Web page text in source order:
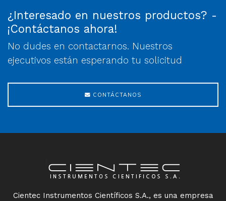
¿Interesado en nuestros productos? -
¡Contáctanos ahora!
No dudes en contactarnos. Nuestros
ejecutivos están esperando tu solicitud
CONTÁCTANOS
Cientec Instrumentos Científicos S.A., es una empresa